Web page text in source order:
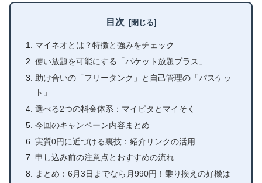
目次
マイネオとは？特徴と強みをチェック
使い放題を可能にする「パケット放題プラス」
助け合いの「フリータンク」と自己管理の「パスケッ
ト」
選べる2つの料金体系：マイピタとマイそく
今回のキャンペーン内容まとめ
実質0円に近づける裏技：紹介リンクの活用
申し込み前の注意点とおすすめの流れ
まとめ：6月3日までなら月990円！乗り換えの好機は